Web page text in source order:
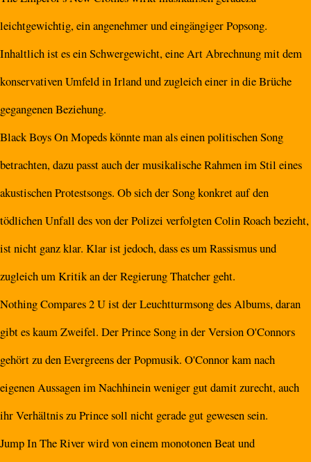
leichtgewichtig, ein angenehmer und eingängiger Popsong.
Inhaltlich ist es ein Schwergewicht, eine Art Abrechnung mit dem
konservativen Umfeld in Irland und zugleich einer in die Brüche
gegangenen Beziehung.
Black Boys On Mopeds könnte man als einen politischen Song
betrachten, dazu passt auch der musikalische Rahmen im Stil eines
akustischen Protestsongs. Ob sich der Song konkret auf den
tödlichen Unfall des von der Polizei verfolgten Colin Roach bezieht,
ist nicht ganz klar. Klar ist jedoch, dass es um Rassismus und
zugleich um Kritik an der Regierung Thatcher geht.
Nothing Compares 2 U ist der Leuchtturmsong des Albums, daran
gibt es kaum Zweifel. Der Prince Song in der Version O'Connors
gehört zu den Evergreens der Popmusik. O'Connor kam nach
eigenen Aussagen im Nachhinein weniger gut damit zurecht, auch
ihr Verhältnis zu Prince soll nicht gerade gut gewesen sein.
Jump In The River wird von einem monotonen Beat und